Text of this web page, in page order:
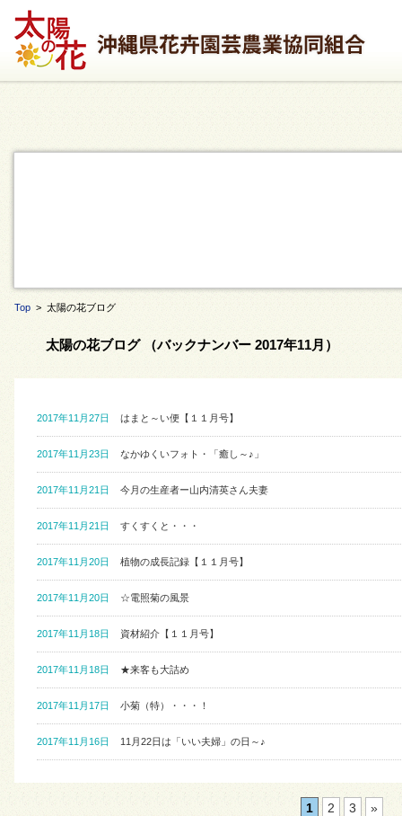
Top > 太陽の花ブログ
太陽の花ブログ （バックナンバー 2017年11月）
2017年11月27日 はまと～い便【１１月号】
2017年11月23日 なかゆくいフォト・「癒し～♪」
2017年11月21日 今月の生産者ー山内清英さん夫妻
2017年11月21日 すくすくと・・・
2017年11月20日 植物の成長記録【１１月号】
2017年11月20日 ☆電照菊の風景
2017年11月18日 資材紹介【１１月号】
2017年11月18日 ★来客も大詰め
2017年11月17日 小菊（特）・・・！
2017年11月16日 11月22日は「いい夫婦」の日～♪
1 2 3 »